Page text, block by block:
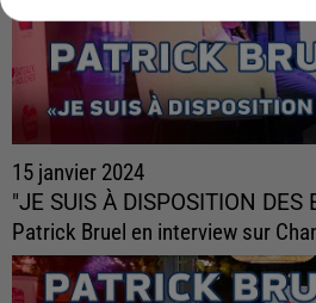
15 janvier 2024
"JE SUIS À DISPOSITION DES
Patrick Bruel en interview sur